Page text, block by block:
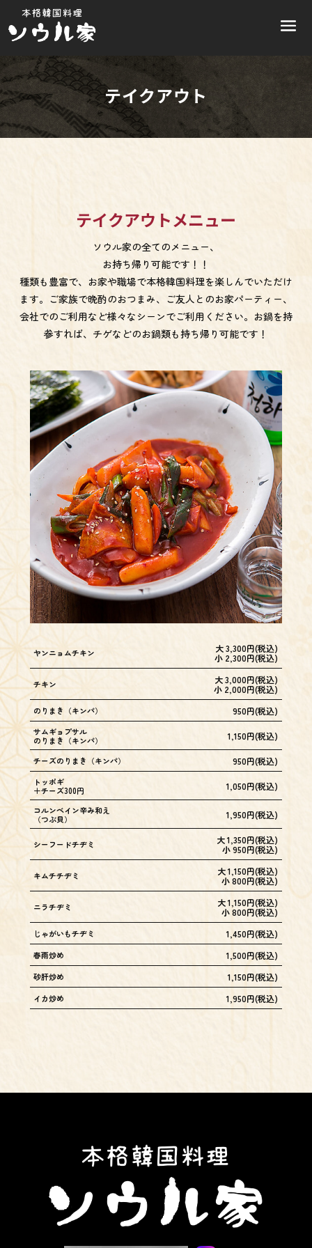
テイクアウト
テイクアウトメニュー
ソウル家の全てのメニュー、
お持ち帰り可能です！！
種類も豊富で、お家や職場で本格韓国料理を楽しんでいただけ
ます。ご家族で晩酌のおつまみ、ご友人とのお家パーティー、
会社でのご利用など様々なシーンでご利用ください。お鍋を持
参すれば、チゲなどのお鍋類も持ち帰り可能です！
ヤンニョムチキン
大 3,300円(税込)
小 2,300円(税込)
チキン
大 3,000円(税込)
小 2,000円(税込)
のりまき（キンパ） 950円(税込)
サムギョプサル
のりまき（キンパ）
1,150円(税込)
チーズのりまき（キンパ） 950円(税込)
トッポギ
＋チーズ300円
1,050円(税込)
コルンベイン辛み和え
（つぶ貝）
1,950円(税込)
シーフードチヂミ
大 1,350円(税込)
小 950円(税込)
キムチチヂミ
大 1,150円(税込)
小 800円(税込)
ニラチヂミ
大 1,150円(税込)
小 800円(税込)
じゃがいもチヂミ 1,450円(税込)
春雨炒め 1,500円(税込)
砂肝炒め 1,150円(税込)
イカ炒め 1,950円(税込)